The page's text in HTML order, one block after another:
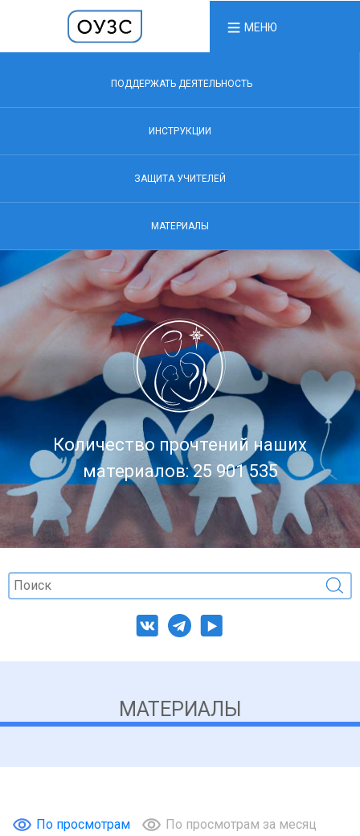
МЕНЮ
ПОДДЕРЖАТЬ ДЕЯТЕЛЬНОСТЬ
ИНСТРУКЦИИ
ЗАЩИТА УЧИТЕЛЕЙ
МАТЕРИАЛЫ
Количество прочтений наших
материалов: 25 901 535
МАТЕРИАЛЫ
По просмотрам
По просмотрам за месяц